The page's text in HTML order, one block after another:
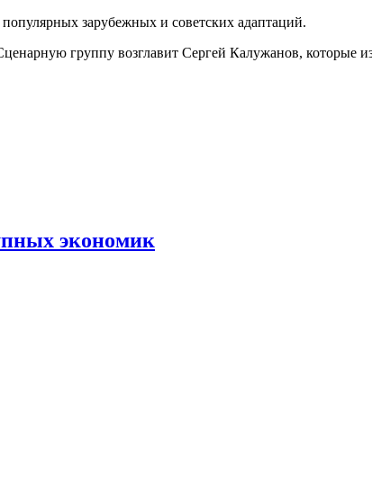
зарубежных и советских адаптаций.
группу возглавит Сергей Калужанов, которые
экономик